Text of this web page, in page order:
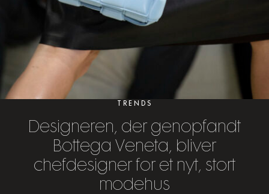
TRENDS
Designeren, der genopfandt
Bottega Veneta, bliver
chefdesigner for et nyt, stort
modehus